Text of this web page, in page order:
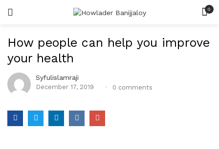
0
Remember me
রড
ইট
বালি
SEARCH IN:
How people can help you improve
your health
Syfulislamraji
December 17, 2019 0 comments